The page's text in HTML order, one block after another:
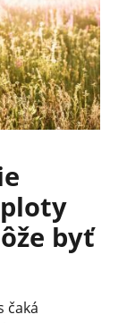
byť
čaká